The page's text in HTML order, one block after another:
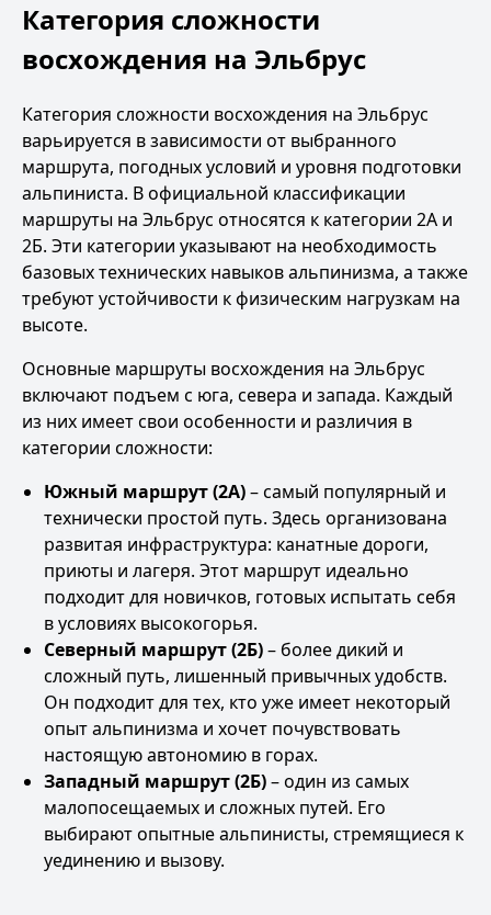
Категория сложности
восхождения на Эльбрус
Категория сложности восхождения на Эльбрус
варьируется в зависимости от выбранного
маршрута, погодных условий и уровня подготовки
альпиниста. В официальной классификации
маршруты на Эльбрус относятся к категории 2А и
2Б. Эти категории указывают на необходимость
базовых технических навыков альпинизма, а также
требуют устойчивости к физическим нагрузкам на
высоте.
Основные маршруты восхождения на Эльбрус
включают подъем с юга, севера и запада. Каждый
из них имеет свои особенности и различия в
категории сложности:
Южный маршрут (2А)– самый популярный и
технически простой путь. Здесь организована
развитая инфраструктура: канатные дороги,
приюты и лагеря. Этот маршрут идеально
подходит для новичков, готовых испытать себя
в условиях высокогорья.
Северный маршрут (2Б)– более дикий и
сложный путь, лишенный привычных удобств.
Он подходит для тех, кто уже имеет некоторый
опыт альпинизма и хочет почувствовать
настоящую автономию в горах.
Западный маршрут (2Б)– один из самых
малопосещаемых и сложных путей. Его
выбирают опытные альпинисты, стремящиеся к
уединению и вызову.